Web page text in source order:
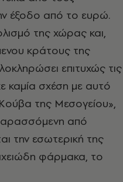
έξοδο από το ευρώ.
της χώρας και,
κράτους της
επιτυχώς τις
καμία σχέση με αυτό
της Μεσογείου»,
από
την εσωτερική της
φάρμακα, το